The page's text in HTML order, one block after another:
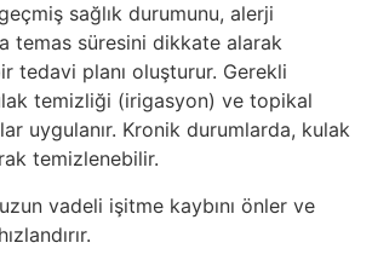
sağlık durumunu, alerji
temas süresini dikkate alarak
tedavi planı oluşturur. Gerekli
temizliği (irigasyon) ve topikal
uygulanır. Kronik durumlarda, kulak
temizlenebilir.
vadeli işitme kaybını önler ve